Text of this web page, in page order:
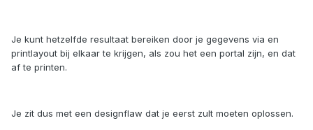
Je kunt hetzelfde resultaat bereiken door je gegevens via en
printlayout bij elkaar te krijgen, als zou het een portal zijn, en dat
af te printen.
Je zit dus met een designflaw dat je eerst zult moeten oplossen.